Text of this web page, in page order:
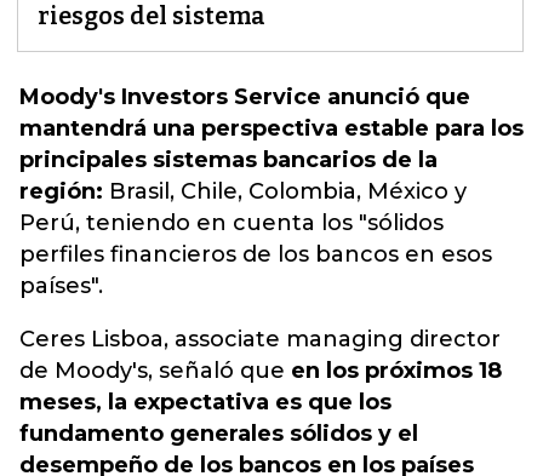
riesgos del sistema
Moody's Investors Service anunció que
mantendrá una perspectiva estable para los
principales sistemas bancarios de la
región: Brasil, Chile, Colombia, México y
Perú, teniendo en cuenta los "sólidos
perfiles financieros de los bancos en esos
países".
Ceres Lisboa, associate managing director
de Moody's, señaló que en los próximos 18
meses, la expectativa es que los
fundamento generales sólidos y el
desempeño de los bancos en los países